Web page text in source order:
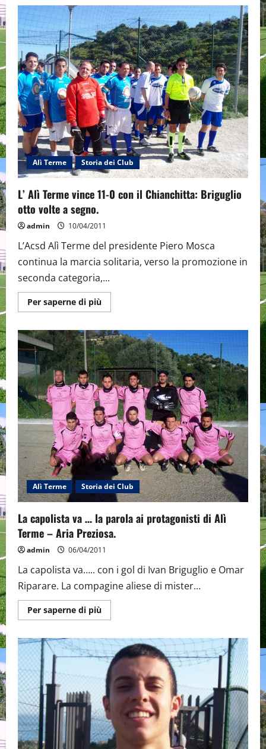
Andrea
Andronaco:
”
dedico
il
gol
a
chi
ha
creduto
in
me”
Alì Terme Storia dei Club
L’ Alì Terme vince 11-0 con il Chianchitta: Briguglio
otto volte a segno.
admin 10/04/2011
L’Acsd Alì Terme del presidente Piero Mosca
continua la marcia solitaria, verso la promozione in
seconda categoria,...
Per saperne di piùMaggiori
informazioni
Alì
Terme
vince
11-
0
con
il
Chianchitta:
Briguglio
otto
volte
a
segno.
Alì Terme Storia dei Club
La capolista va … la parola ai protagonisti di Alì
Terme – Aria Preziosa.
admin 06/04/2011
La capolista va….. con i gol di Ivan Briguglio e Omar
Riparare. La compagine aliese di mister...
Per saperne di piùMaggiori
informazioni
capolista
va
…
la
parola
ai
protagonisti
di
Alì
Terme
–
Aria
Preziosa.